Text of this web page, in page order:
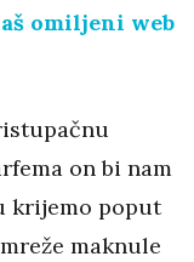
omiljeni web
on bi nam
krijemo poput
maknule